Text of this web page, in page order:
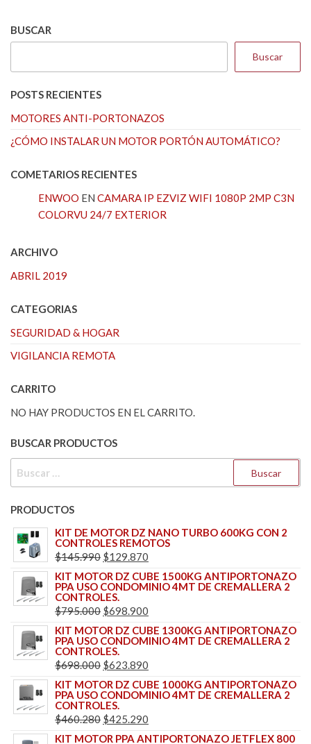
BUSCAR
Buscar
POSTS RECIENTES
MOTORES ANTI-PORTONAZOS
¿CÓMO INSTALAR UN MOTOR PORTÓN AUTOMÁTICO?
COMETARIOS RECIENTES
ENWOO EN CAMARA IP EZVIZ WIFI 1080P 2MP C3N
COLORVU 24/7 EXTERIOR
ARCHIVO
ABRIL 2019
CATEGORIAS
SEGURIDAD & HOGAR
VIGILANCIA REMOTA
CARRITO
NO HAY PRODUCTOS EN EL CARRITO.
BUSCAR PRODUCTOS
PRODUCTOS
KIT DE MOTOR DZ NANO TURBO 600KG CON 2
CONTROLES REMOTOS
$145.990 EL
PRECIO
ORIGINAL
ERA:
$129.870
PRECIO
ACTUAL
KIT MOTOR DZ CUBE 1500KG ANTIPORTONAZO
PPA USO CONDOMINIO 4MT DE CREMALLERA 2
CONTROLES.
$795.000 EL
PRECIO
ORIGINAL
ERA:
$698.900
PRECIO
ACTUAL
KIT MOTOR DZ CUBE 1300KG ANTIPORTONAZO
PPA USO CONDOMINIO 4MT DE CREMALLERA 2
CONTROLES.
$698.000 EL
PRECIO
ORIGINAL
ERA:
$623.890
PRECIO
ACTUAL
KIT MOTOR DZ CUBE 1000KG ANTIPORTONAZO
PPA USO CONDOMINIO 4MT DE CREMALLERA 2
CONTROLES.
$460.280 EL
PRECIO
$425.290
PRECIO
KIT MOTOR PPA ANTIPORTONAZO JETFLEX 800